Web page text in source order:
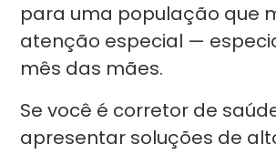
para uma população que
atenção especial —
mês das mães.
Se você é corretor de
apresentar soluções de